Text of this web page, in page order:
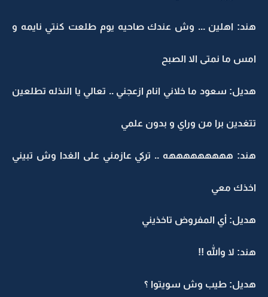
هند: اهلين ... وش عندك صاحيه يوم طلعت كنتي نايمه و
امس ما نمتى الا الصبح
هديل: سعود ما خلاني انام ازعجني .. تعالي يا النذله تطلعين
تتغدين برا من وراي و بدون علمي
هند: هههههههههه .. تركي عازمني على الغدا وش تبيني
اخذك معي
هديل: أي المفروض تاخذيني
هند: لا والله !!
هديل: طيب وش سويتوا ؟